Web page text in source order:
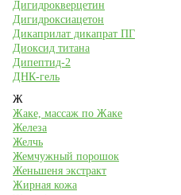
Дигидрокверцетин
Дигидроксиацетон
Дикаприлат дикапрат ПГ
Диоксид титана
Дипептид-2
ДНК-гель
Ж
Жаке, массаж по Жаке
Железа
Желчь
Жемчужный порошок
Женьшеня экстракт
Жирная кожа